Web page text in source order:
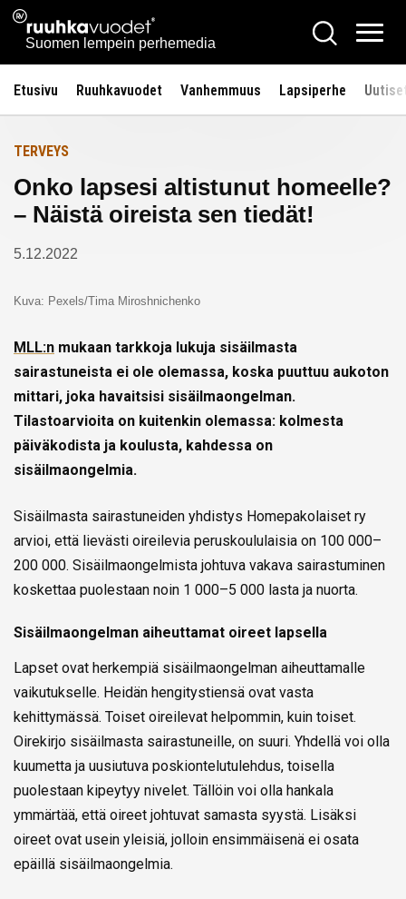
Siirry
sisältöön
Ruuhkavuodet.fi
Suomen lempein perhemedia
Hae
Etusivu Ruuhkavuodet Vanhemmuus Lapsiperhe
Etusivulle
TERVEYS
Onko lapsesi altistunut homeelle?
– Näistä oireista sen tiedät!
5.12.2022
Kuva: Pexels/Tima Miroshnichenko
MLL:n mukaan tarkkoja lukuja sisäilmasta
sairastuneista ei ole olemassa, koska puuttuu aukoton
mittari, joka havaitsisi sisäilmaongelman.
Tilastoarvioita on kuitenkin olemassa: kolmesta
päiväkodista ja koulusta, kahdessa on
sisäilmaongelmia.
Sisäilmasta sairastuneiden yhdistys Homepakolaiset ry
arvioi, että lievästi oireilevia peruskoululaisia on 100 000–
200 000. Sisäilmaongelmista johtuva vakava sairastuminen
koskettaa puolestaan noin 1 000–5 000 lasta ja nuorta.
Sisäilmaongelman aiheuttamat oireet lapsella
Lapset ovat herkempiä sisäilmaongelman aiheuttamalle
vaikutukselle. Heidän hengitystiensä ovat vasta
kehittymässä. Toiset oireilevat helpommin, kuin toiset.
Oirekirjo sisäilmasta sairastuneille, on suuri. Yhdellä voi olla
kuumetta ja uusiutuva poskiontelutulehdus, toisella
puolestaan kipeytyy nivelet. Tällöin voi olla hankala
ymmärtää, että oireet johtuvat samasta syystä. Lisäksi
oireet ovat usein yleisiä, jolloin ensimmäisenä ei osata
epäillä sisäilmaongelmia.